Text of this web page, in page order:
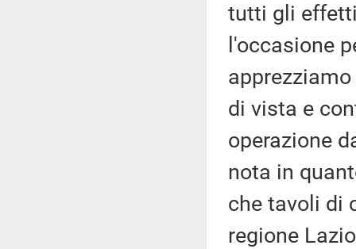
tutti gli
l'occasione
di vista e
operazione
nota in
che tavoli di
regione